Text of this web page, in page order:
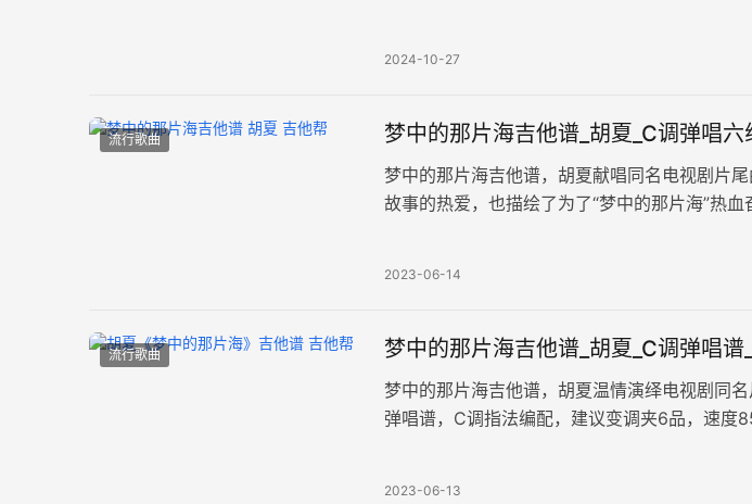
2024-10-27
流行歌曲 梦中的那片海吉他谱_胡夏_C调弹唱六
梦中的那片海吉他谱，胡夏献唱同名电视剧片
故事的热爱，也描绘了为了“梦中的那片海”热
2023-06-14
流行歌曲 梦中的那片海吉他谱_胡夏_C调弹唱谱
梦中的那片海吉他谱，胡夏温情演绎电视剧同
弹唱谱，C调指法编配，建议变调夹6品，速度
2023-06-13